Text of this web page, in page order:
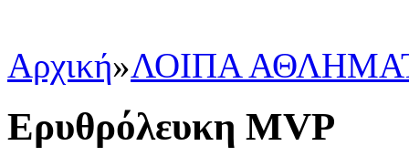
Αρχική»ΛΟΙΠΑ
Ερυθρόλευκη MVP